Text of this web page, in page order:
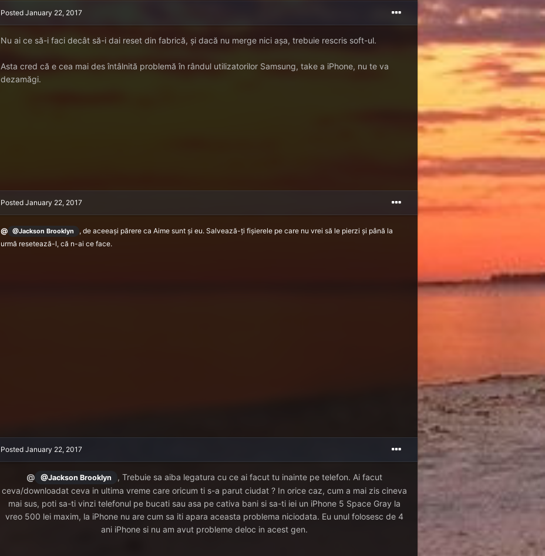
Posted January 22, 2017
Nu ai ce să-i faci decât să-i dai reset din fabrică, și dacă nu merge nici așa, trebuie rescris soft-ul.
Asta cred că e cea mai des întâlnită problemă în rândul utilizatorilor Samsung, take a iPhone, nu te va
dezamăgi.
Posted January 22, 2017
@ @Jackson Brooklyn
, de aceeași părere ca Aime sunt și eu. Salvează-ți fișierele pe care nu vrei să le pierzi și până la
urmă resetează-l, că n-ai ce face.
Posted January 22, 2017
@ @Jackson Brooklyn
, Trebuie sa aiba legatura cu ce ai facut tu inainte pe telefon. Ai facut
ceva/downloadat ceva in ultima vreme care oricum ti s-a parut ciudat ? In orice caz, cum a mai zis cineva
mai sus, poti sa-ti vinzi telefonul pe bucati sau asa pe cativa bani si sa-ti iei un iPhone 5 Space Gray la
vreo 500 lei maxim, la iPhone nu are cum sa iti apara aceasta problema niciodata. Eu unul folosesc de 4
ani iPhone si nu am avut probleme deloc in acest gen.